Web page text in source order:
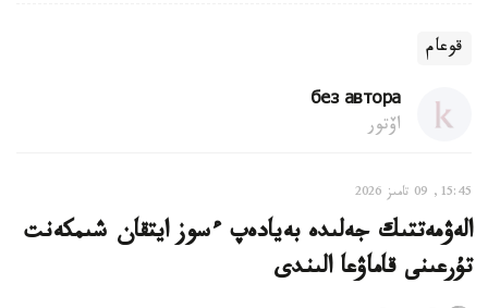
قوعام
без автора
اۆتور
15:45, 09 تامىز 2026
الەۋمەتتىك جەلىدە بەيادەپ ءسوز ايتقان شىمكەنت
تۇرعىنى قاماۋعا الىندى